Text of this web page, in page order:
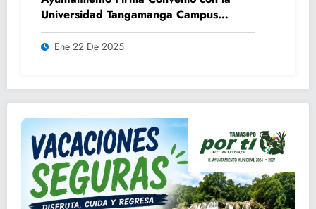
Universidad Tangamanga Campus
Huasteca
Ene 22 De 2025